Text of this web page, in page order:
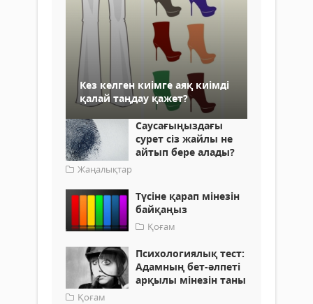
Кез келген киімге аяқ киімді
қалай таңдау қажет?
Саусағыңыздағы
сурет сіз жайлы не
айтып бере алады?
Жаңалықтар
Түсіне қарап мінезін
байқаңыз
Қоғам
Психологиялық тест:
Адамның бет-әлпеті
арқылы мінезін таны
Қоғам